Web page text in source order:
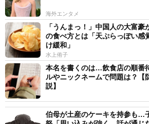
海外エンタメ
「うんまっ！」中国人の大富
の食べ方とは「天ぷらっぽい感
け緩和」
水上侑子
本名を書くのは…飲食店の順番
ルやニックネームで問題は？【
説】
伯母が土産のケーキを持参も…